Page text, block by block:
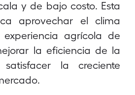
y de bajo costo. Esta
aprovechar el clima
agrícola de
la eficiencia de la
la creciente